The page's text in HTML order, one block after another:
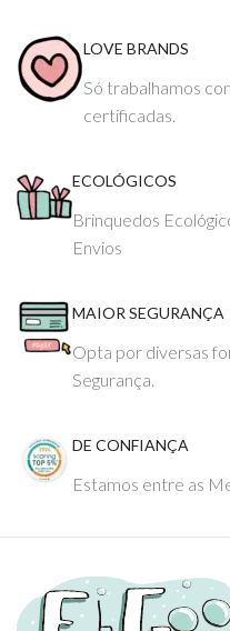
LOVE BRANDS
Só trabalhamos
certificadas.
ECOLÓGICOS
Brinquedos
Envios
MAIOR SEGURANÇA
Opta por diversas
Segurança.
DE CONFIANÇA
Estamos entre as